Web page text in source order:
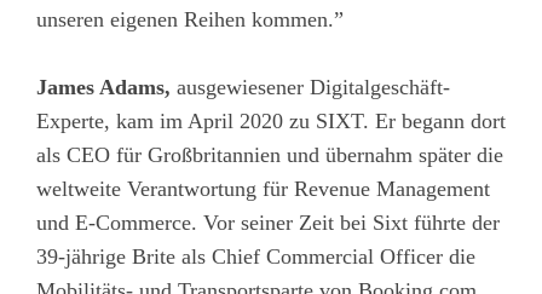
unseren eigenen Reihen kommen.”
James Adams, ausgewiesener Digitalgeschäft-
Experte, kam im April 2020 zu SIXT. Er begann dort
als CEO für Großbritannien und übernahm später die
weltweite Verantwortung für Revenue Management
und E-Commerce. Vor seiner Zeit bei Sixt führte der
39-jährige Brite als Chief Commercial Officer die